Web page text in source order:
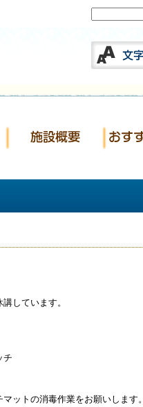
しています。
チ
ットの消毒作業をお願いします。